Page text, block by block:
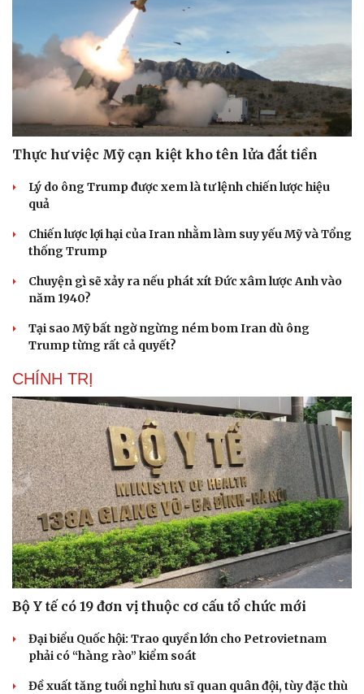
Cải chính
Thực hư việc Mỹ cạn kiệt kho tên lửa đắt tiền
Lý do ông Trump được xem là tư lệnh chiến lược hiệu
quả
Chiến lược lợi hại của Iran nhằm làm suy yếu Mỹ và Tổng
thống Trump
Chuyện gì sẽ xảy ra nếu phát xít Đức xâm lược Anh vào
năm 1940?
Tại sao Mỹ bất ngờ ngừng ném bom Iran dù ông
Trump từng rất cả quyết?
CHÍNH TRỊ
Bộ Y tế có 19 đơn vị thuộc cơ cấu tổ chức mới
Đại biểu Quốc hội: Trao quyền lớn cho Petrovietnam
phải có “hàng rào” kiểm soát
Đề xuất tăng tuổi nghỉ hưu sĩ quan quân đội, tùy đặc thù